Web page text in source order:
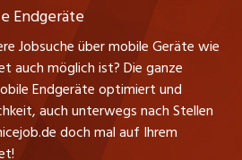
Endgeräte
Jobsuche über mobile Geräte wie
auch möglich ist? Die ganze
Endgeräte optimiert und
auch unterwegs nach Stellen
doch mal auf Ihrem